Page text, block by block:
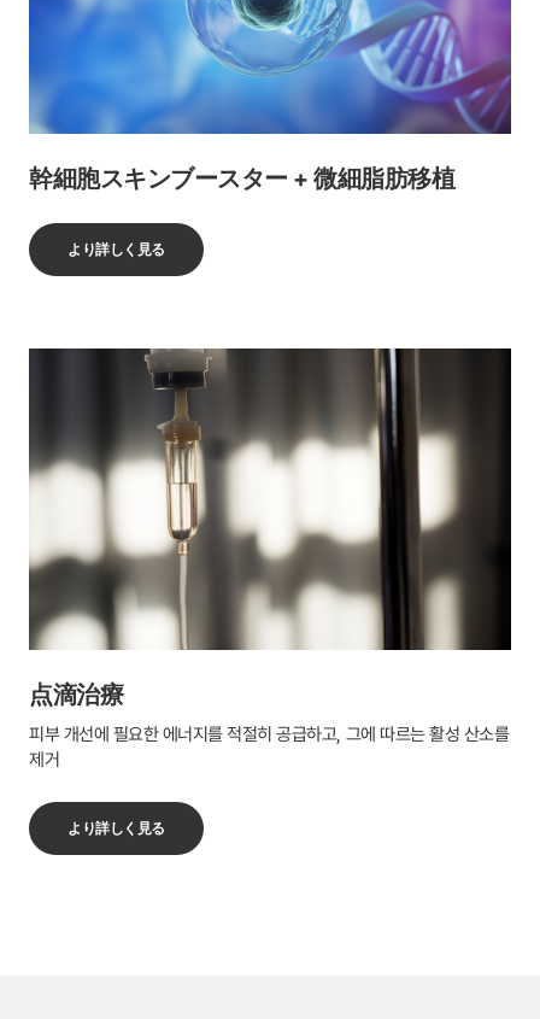
幹細胞スキンブースター + 微細脂肪移植
より詳しく見る
点滴治療
피부 개선에 필요한 에너지를 적절히 공급하고, 그에 따르는 활성 산소를
제거
より詳しく見る